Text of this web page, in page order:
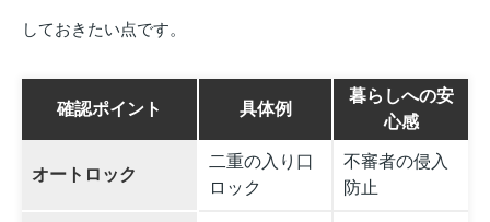
しておきたい点です。
確認ポイント 具体例
暮らしへの安
心感
オートロック
二重の入り口
ロック
不審者の侵入
防止